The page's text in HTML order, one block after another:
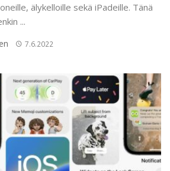
älykelloille sekä iPadeille. Tänä
...
7.6.2022